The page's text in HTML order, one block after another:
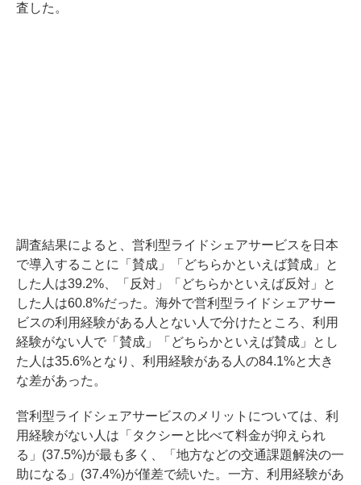
査した。
調査結果によると、営利型ライドシェアサービスを日本
で導入することに「賛成」「どちらかといえば賛成」と
した人は39.2%、「反対」「どちらかといえば反対」と
した人は60.8%だった。海外で営利型ライドシェアサー
ビスの利用経験がある人とない人で分けたところ、利用
経験がない人で「賛成」「どちらかといえば賛成」とし
た人は35.6%となり、利用経験がある人の84.1%と大き
な差があった。
営利型ライドシェアサービスのメリットについては、利
用経験がない人は「タクシーと比べて料金が抑えられ
る」(37.5%)が最も多く、「地方などの交通課題解決の一
助になる」(37.4%)が僅差で続いた。一方、利用経験があ